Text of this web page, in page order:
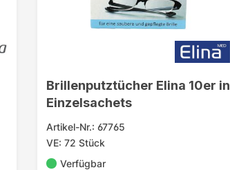
Brillenputztücher Elina 10er in
Einzelsachets
Artikel-Nr.: 67765
VE: 72 Stück
Verfügbar